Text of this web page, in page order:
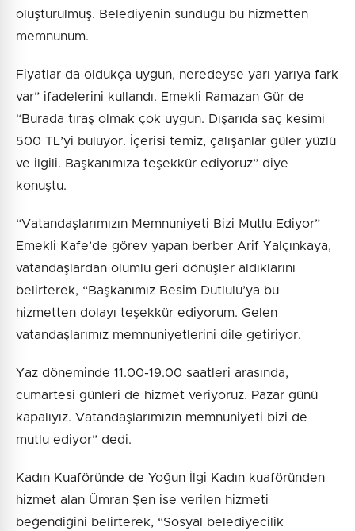
oluşturulmuş. Belediyenin sunduğu bu hizmetten
memnunum.
Fiyatlar da oldukça uygun, neredeyse yarı yarıya fark
var” ifadelerini kullandı. Emekli Ramazan Gür de
“Burada tıraş olmak çok uygun. Dışarıda saç kesimi
500 TL’yi buluyor. İçerisi temiz, çalışanlar güler yüzlü
ve ilgili. Başkanımıza teşekkür ediyoruz” diye
konuştu.
“Vatandaşlarımızın Memnuniyeti Bizi Mutlu Ediyor”
Emekli Kafe’de görev yapan berber Arif Yalçınkaya,
vatandaşlardan olumlu geri dönüşler aldıklarını
belirterek, “Başkanımız Besim Dutlulu’ya bu
hizmetten dolayı teşekkür ediyorum. Gelen
vatandaşlarımız memnuniyetlerini dile getiriyor.
Yaz döneminde 11.00-19.00 saatleri arasında,
cumartesi günleri de hizmet veriyoruz. Pazar günü
kapalıyız. Vatandaşlarımızın memnuniyeti bizi de
mutlu ediyor” dedi.
Kadın Kuaföründe de Yoğun İlgi Kadın kuaföründen
hizmet alan Ümran Şen ise verilen hizmeti
beğendiğini belirterek, “Sosyal belediyecilik